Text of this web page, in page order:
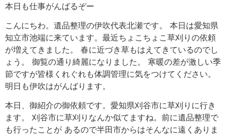
本日も仕事がんばるぞー
こんにちわ。遺品整理の伊吹代表北瀬です。 本日は愛知県
知立市池端に来ています。最近ちょこちょこ草刈りの依頼
が増えてきました。 春に近づき草もはえてきているのでし
ょう。 御覧の通り綺麗になりました。 寒暖の差が激しい季
節ですが皆様くれぐれも体調管理に気をつけてください。
明日も伊吹はがんばります。
本日、御紹介の御依頼です。愛知県刈谷市に草刈りに行き
ます。 刈谷市に草刈りなんか似てますね。前に遺品整理で
も行ったことが あるので半田市からはそんなに遠くありま